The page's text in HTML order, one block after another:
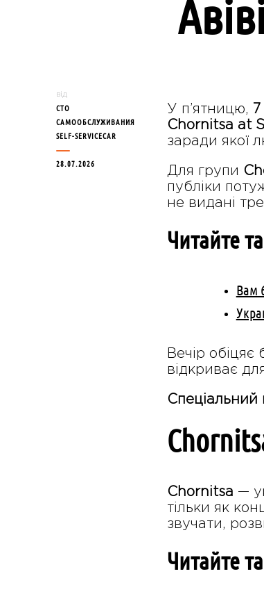
від
СТО
САМООБСЛУЖИВАНИЯ
SELF-SERVICECAR
28.07.2026
У п’ятницю,
Chornitsa at
заради якої
Для групи
публіки
не видані
Читайте
Вам
Вечір обіцяє
відкриває
Спеціальний
Chornitsa —
тільки як
звучати,
Читайте